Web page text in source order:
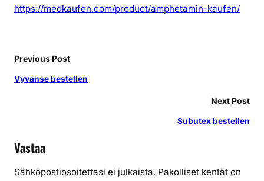
https://medkaufen.com/product/amphetamin-kaufen/
Previous Post
Vyvanse bestellen
Next Post
Subutex bestellen
Vastaa
Sähköpostiosoitettasi ei julkaista. Pakolliset kentät on